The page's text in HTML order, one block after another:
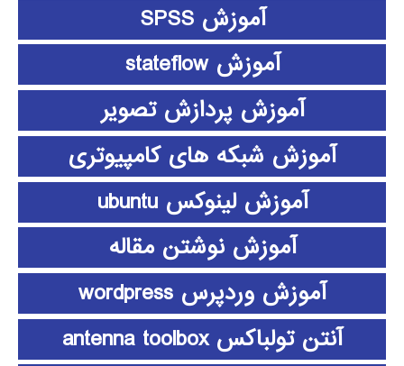
آموزش SPSS
آموزش stateflow
آموزش پردازش تصویر
آموزش شبکه های کامپیوتری
آموزش لینوکس ubuntu
آموزش نوشتن مقاله
آموزش وردپرس wordpress
آنتن تولباکس antenna toolbox